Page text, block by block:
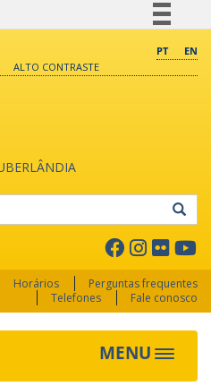
Comunica BR
PT
EN
ALTO CONTRASTE
Horários
Perguntas frequentes
Telefones
Fale conosco
MENU Toggle